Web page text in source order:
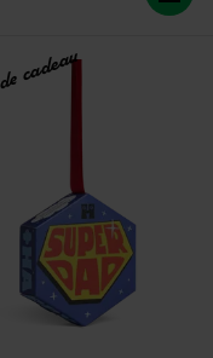
cadeau